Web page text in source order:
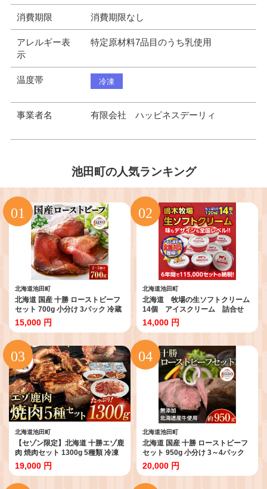
消費期限 消費期限なし
アレルギー表
示
特定原材料7品目のうち乳使用
温度帯 冷凍
事業者名 有限会社 ハッピネスデーリィ
池田町の人気ランキング
北海道池田町
北海道 国産 十勝 ローストビーフ
セット 700g 小分け 3パック 冷蔵
国産牛 ローストビーフ お中元 お
歳暮 ギフト 贈答 無添加 ロースト
ビーフ タレ付き
15,000 円
北海道池田町
北海道 牧場の生ソフトクリーム
14個 アイスクリーム 詰合せ
14,000 円
北海道池田町
【セゾン限定】北海道 十勝エゾ鹿
肉 焼肉セット 1300g 5種類 冷凍
小分け ジビエ ヘルシー 高タンパ
ク質 筋トレ 野生鹿 シカ しか 味付
き 焼くだけ BBQ 焼肉
19,000 円
北海道池田町
北海道 国産 十勝 ローストビーフ
セット 950g 小分け 3～4パック
冷凍 国産牛 お中元 お歳暮 ギフト
贈答 無添加 ローストビーフ タレ
付き
20,000 円